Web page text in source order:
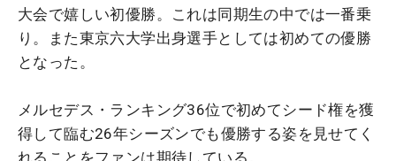
大会で嬉しい初優勝。これは同期生の中では一番乗
り。また東京六大学出身選手としては初めての優勝
となった。
メルセデス・ランキング36位で初めてシード権を獲
得して臨む26年シーズンでも優勝する姿を見せてく
れることをファンは期待している。